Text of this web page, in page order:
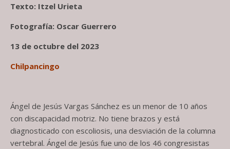
Texto: Itzel Urieta
Fotografía: Oscar Guerrero
13 de octubre del 2023
Chilpancingo
Ángel de Jesús Vargas Sánchez es un menor de 10 años
con discapacidad motriz. No tiene brazos y está
diagnosticado con escoliosis, una desviación de la columna
vertebral. Ángel de Jesús fue uno de los 46 congresistas